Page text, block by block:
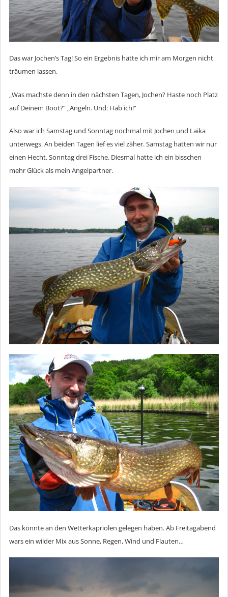
Das war Jochen’s Tag! So ein Ergebnis hätte ich mir am Morgen nicht
träumen lassen.
„Was machste denn in den nächsten Tagen, Jochen? Haste noch Platz
auf Deinem Boot?“ „Angeln. Und: Hab ich!“
Also war ich Samstag und Sonntag nochmal mit Jochen und Laika
unterwegs. An beiden Tagen lief es viel zäher. Samstag hatten wir nur
einen Hecht. Sonntag drei Fische. Diesmal hatte ich ein bisschen
mehr Glück als mein Angelpartner.
Das könnte an den Wetterkapriolen gelegen haben. Ab Freitagabend
wars ein wilder Mix aus Sonne, Regen, Wind und Flauten…